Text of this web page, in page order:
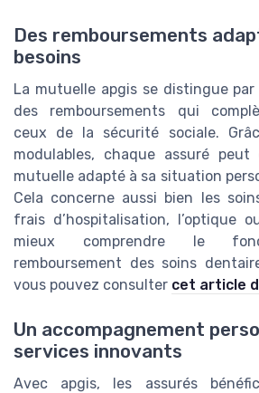
Des remboursements
besoins
La mutuelle apgis se distingue
des remboursements qui
ceux de la sécurité sociale.
modulables, chaque assuré
mutuelle adapté à sa situation
Cela concerne aussi bien les
frais d’hospitalisation, l’optique
mieux comprendre le
remboursement des soins
vous pouvez consulter cet article
Un accompagnement
services innovants
Avec apgis, les assurés